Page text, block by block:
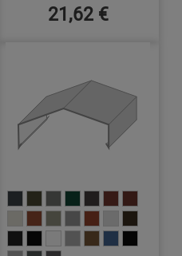
21,62 €